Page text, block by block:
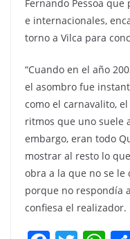
Fernando Pessoa
e internacionales,
torno a Vilca para
“Cuando en el año
el asombro fue
como el carnavalito,
ritmos que uno suele
embargo, eran todo
mostrar al resto lo
obra a la que no se
porque no respondía
confiesa el realizador.